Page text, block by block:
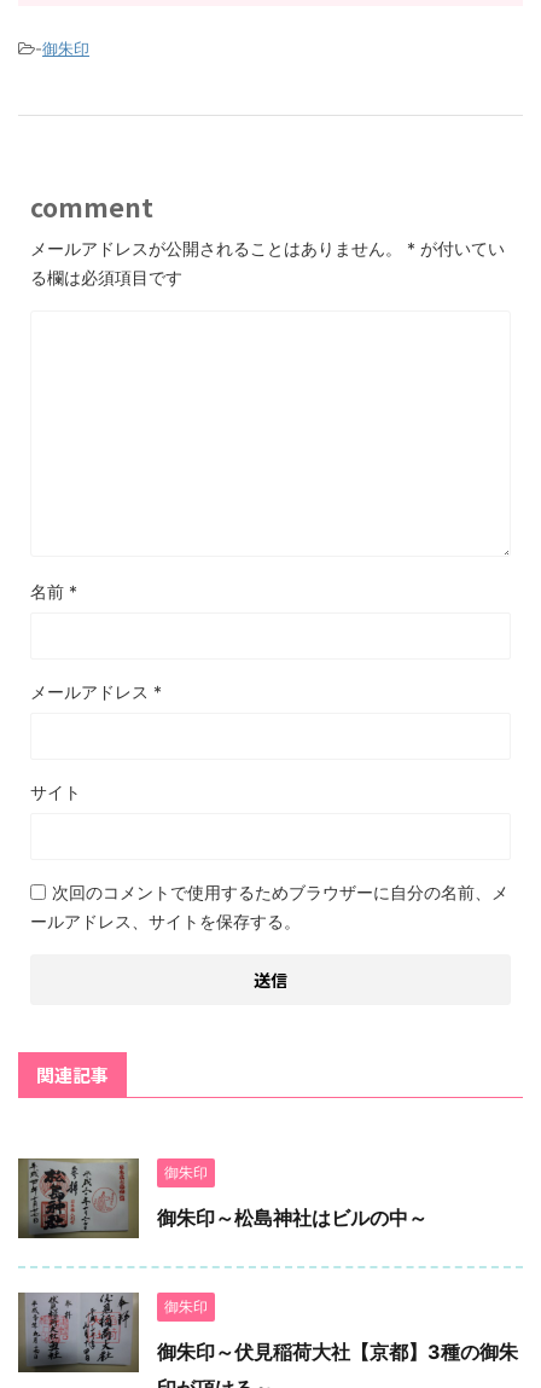
-御朱印
comment
メールアドレスが公開されることはありません。 * が付いてい
る欄は必須項目です
名前 *
メールアドレス *
サイト
次回のコメントで使用するためブラウザーに自分の名前、メ
ールアドレス、サイトを保存する。
関連記事
御朱印
御朱印～松島神社はビルの中～
御朱印
御朱印～伏見稲荷大社【京都】3種の御朱